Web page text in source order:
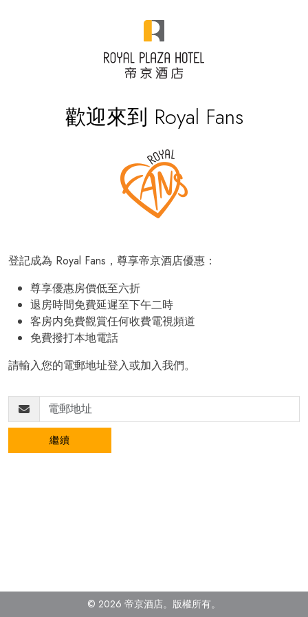
歡迎來到 Royal Fans
登記成為 Royal Fans，尊享帝京酒店優惠：
尊享優惠房價低至六折
退房時間免費延遲至下午二時
客房内免費觀賞任何收費電視頻道
免費撥打本地電話
請輸入您的電郵地址登入或加入我們。
繼續
© 2026 帝京酒店。 版權所有。